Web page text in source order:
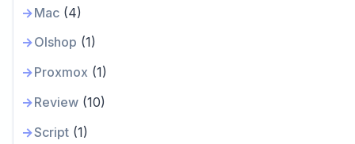
Mac(4)
Olshop (1)
Proxmox (1)
Review(10)
Script(1)